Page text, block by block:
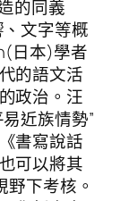
的同義
文字等概
日本)學者
的語文活
政治。汪
近族情勢”
書寫說話
可以將其
野下考核。